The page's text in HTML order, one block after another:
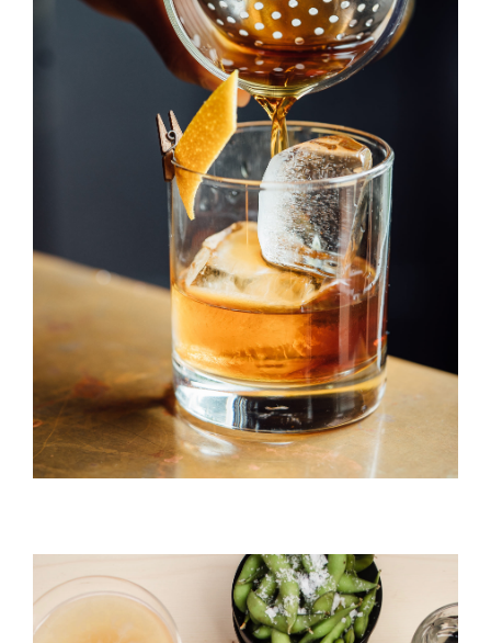
Old Fashioned